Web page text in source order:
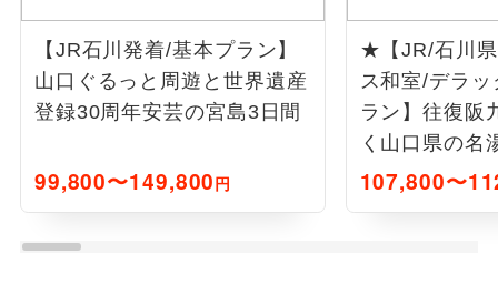
【JR石川発着/基本プラン】
山口ぐるっと周遊と世界遺産
登録30周年安芸の宮島3日間
99,800〜149,800円
★【JR/石川
ス和室/デラ
ラン】往復阪
く山口県の名
泊まる 4日間
107,800〜